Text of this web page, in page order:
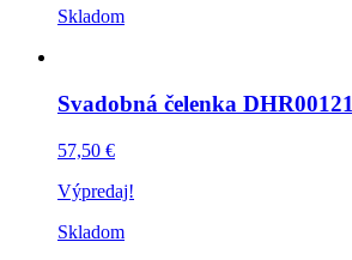
Skladom
Svadobná čelenka DHR00121
57,50 €
Výpredaj!
Skladom